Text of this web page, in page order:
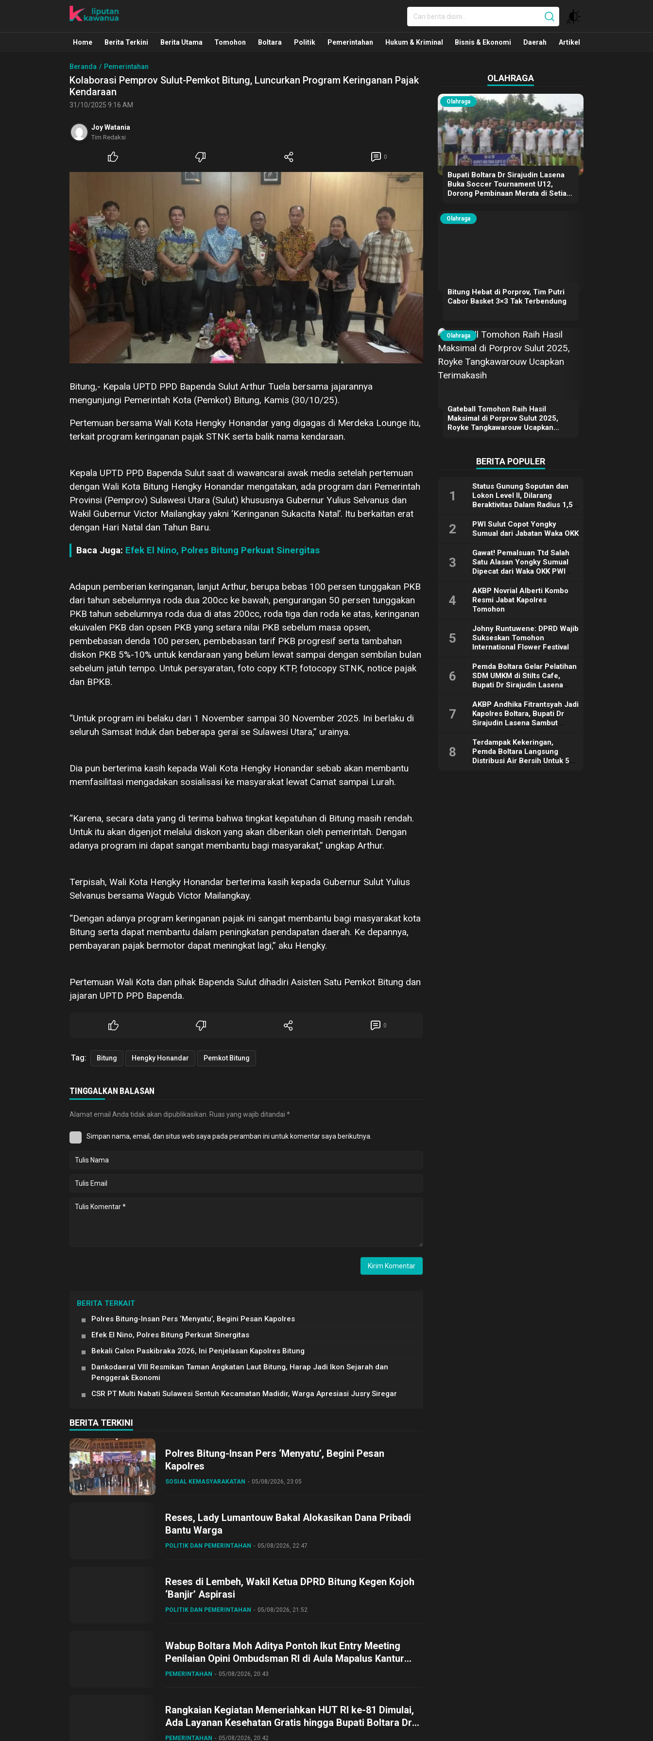
Liputan Kawanua
Berita Manado, Sulawesi Utara, Kawanua, Politik, Pemerintahan, Hukum Kriminal dan Nasional
Home Berita Terkini Berita Utama Tomohon Boltara Politik Pemerintahan Hukum & Kriminal Bisnis & Ekonomi Daerah Artikel
Beranda Pemerintahan
Kolaborasi Pemprov Sulut-Pemkot Bitung, Luncurkan Program Keringanan Pajak
Kendaraan
31/10/2025 9:16 AM
Joy Watania
Tim Redaksi
0
Bitung,- Kepala UPTD PPD Bapenda Sulut Arthur Tuela bersama jajarannya
mengunjungi Pemerintah Kota (Pemkot) Bitung, Kamis (30/10/25).
Pertemuan bersama Wali Kota Hengky Honandar yang digagas di Merdeka Lounge itu,
terkait program keringanan pajak STNK serta balik nama kendaraan.
Kepala UPTD PPD Bapenda Sulut saat di wawancarai awak media setelah pertemuan
dengan Wali Kota Bitung Hengky Honandar mengatakan, ada program dari Pemerintah
Provinsi (Pemprov) Sulawesi Utara (Sulut) khususnya Gubernur Yulius Selvanus dan
Wakil Gubernur Victor Mailangkay yakni ‘Keringanan Sukacita Natal’. Itu berkaitan erat
dengan Hari Natal dan Tahun Baru.
Baca Juga: Efek El Nino, Polres Bitung Perkuat Sinergitas
Adapun pemberian keringanan, lanjut Arthur, berupa bebas 100 persen tunggakan PKB
dari tahun sebelumnya roda dua 200cc ke bawah, pengurangan 50 persen tunggakan
PKB tahun sebelumnya roda dua di atas 200cc, roda tiga dan roda ke atas, keringanan
ekuivalen PKB dan opsen PKB yang setara nilai PKB sebelum masa opsen,
pembebasan denda 100 persen, pembebasan tarif PKB progresif serta tambahan
diskon PKB 5%-10% untuk kendaraan yang belum lewat sampai dengan sembilan bulan
sebelum jatuh tempo. Untuk persyaratan, foto copy KTP, fotocopy STNK, notice pajak
dan BPKB.
“Untuk program ini belaku dari 1 November sampai 30 November 2025. Ini berlaku di
seluruh Samsat Induk dan beberapa gerai se Sulawesi Utara,” urainya.
Dia pun berterima kasih kepada Wali Kota Hengky Honandar sebab akan membantu
memfasilitasi mengadakan sosialisasi ke masyarakat lewat Camat sampai Lurah.
“Karena, secara data yang di terima bahwa tingkat kepatuhan di Bitung masih rendah.
Untuk itu akan digenjot melalui diskon yang akan diberikan oleh pemerintah. Dengan
adanya program ini dapat sangat membantu bagi masyarakat,” ungkap Arthur.
Terpisah, Wali Kota Hengky Honandar berterima kasih kepada Gubernur Sulut Yulius
Selvanus bersama Wagub Victor Mailangkay.
“Dengan adanya program keringanan pajak ini sangat membantu bagi masyarakat kota
Bitung serta dapat membantu dalam peningkatan pendapatan daerah. Ke depannya,
pembayaran pajak bermotor dapat meningkat lagi,” aku Hengky.
Pertemuan Wali Kota dan pihak Bapenda Sulut dihadiri Asisten Satu Pemkot Bitung dan
jajaran UPTD PPD Bapenda.
0
Tag: Bitung Hengky Honandar Pemkot Bitung
TINGGALKAN BALASAN
Alamat email Anda tidak akan dipublikasikan. Ruas yang wajib ditandai *
Simpan nama, email, dan situs web saya pada peramban ini untuk komentar saya berikutnya.
BERITA TERKAIT
Polres Bitung-Insan Pers ‘Menyatu’, Begini Pesan Kapolres
Efek El Nino, Polres Bitung Perkuat Sinergitas
Bekali Calon Paskibraka 2026, Ini Penjelasan Kapolres Bitung
Dankodaeral VIII Resmikan Taman Angkatan Laut Bitung, Harap Jadi Ikon Sejarah dan
Penggerak Ekonomi
CSR PT Multi Nabati Sulawesi Sentuh Kecamatan Madidir, Warga Apresiasi Jusry Siregar
BERITA TERKINI
Polres Bitung-Insan Pers ‘Menyatu’, Begini Pesan
Kapolres
SOSIAL KEMASYARAKATAN 05/08/2026, 23:05
Reses, Lady Lumantouw Bakal Alokasikan Dana Pribadi
Bantu Warga
POLITIK DAN PEMERINTAHAN 05/08/2026, 22:47
Reses di Lembeh, Wakil Ketua DPRD Bitung Kegen Kojoh
‘Banjir’ Aspirasi
POLITIK DAN PEMERINTAHAN 05/08/2026, 21:52
Wabup Boltara Moh Aditya Pontoh Ikut Entry Meeting
Penilaian Opini Ombudsman RI di Aula Mapalus Kantur
Gubernur Sulut
PEMERINTAHAN 05/08/2026, 20:43
Rangkaian Kegiatan Memeriahkan HUT RI ke-81 Dimulai,
Ada Layanan Kesehatan Gratis hingga Bupati Boltara Dr
Sirajudin Lasena Ikut Jalan Sehat Bersama Jajaran
PEMERINTAHAN 05/08/2026, 20:42
OLAHRAGA
Olahraga
Bupati Boltara Dr Sirajudin Lasena
Buka Soccer Tournament U12,
Dorong Pembinaan Merata di Setiap
Olahraga
Bitung Hebat di Porprov, Tim Putri
Cabor Basket 3×3 Tak Terbendung
Olahraga
Gateball Tomohon Raih Hasil
Maksimal di Porprov Sulut 2025,
Royke Tangkawarouw Ucapkan
BERITA POPULER
1
Status Gunung Soputan dan
Lokon Level II, Dilarang
Beraktivitas Dalam Radius 1,5
2
PWI Sulut Copot Yongky
Sumual dari Jabatan Waka OKK
3
Gawat! Pemalsuan Ttd Salah
Satu Alasan Yongky Sumual
Dipecat dari Waka OKK PWI
4
AKBP Novrial Alberti Kombo
Resmi Jabat Kapolres
Tomohon
5
Johny Runtuwene: DPRD Wajib
Sukseskan Tomohon
International Flower Festival
6
Pemda Boltara Gelar Pelatihan
SDM UMKM di Stilts Cafe,
Bupati Dr Sirajudin Lasena
Dorong Ekonomi Daerah
7
AKBP Andhika Fitrantsyah Jadi
Kapolres Boltara, Bupati Dr
Sirajudin Lasena Sambut
8
Terdampak Kekeringan,
Pemda Boltara Langsung
Distribusi Air Bersih Untuk 50